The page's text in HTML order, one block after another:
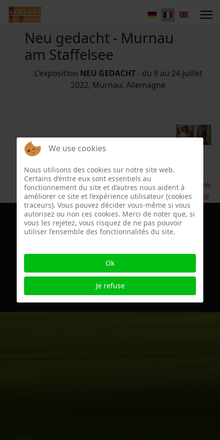
Neu gedacht - Murnau
am Staffelsee
L'exposition NEU GEDACHT- du 9 au 24 juillet
2022, Murnau, Allemagne
interview
OLAtv.de
Cernay-la-Ville, France since 2022
Charte éthique
mentions légales
contact@artistsinmotion.eu
We use cookies
Nous utilisons des cookies sur notre site web.
Certains d’entre eux sont essentiels au
fonctionnement du site et d’autres nous aident à
améliorer ce site et l’expérience utilisateur (cookies
traceurs). Vous pouvez décider vous-même si vous
autorisez ou non ces cookies. Merci de noter que, si
vous les rejetez, vous risquez de ne pas pouvoir
utiliser l’ensemble des fonctionnalités du site.
Ok
Je refuse